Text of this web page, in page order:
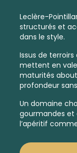
Leclère-
structurés et
dans le style.
Issus de terroirs
mettent en
maturités
profondeur
Un domaine
gourmandes et
l’apéritif